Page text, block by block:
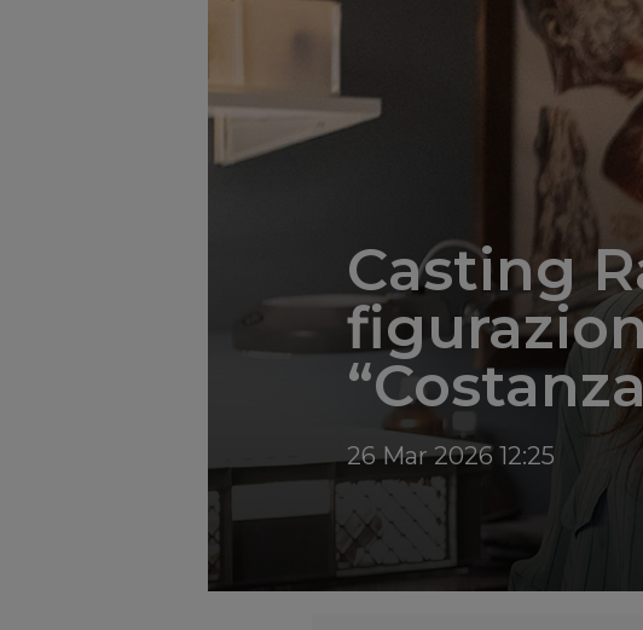
Casting
26 Mar 2026 12:25